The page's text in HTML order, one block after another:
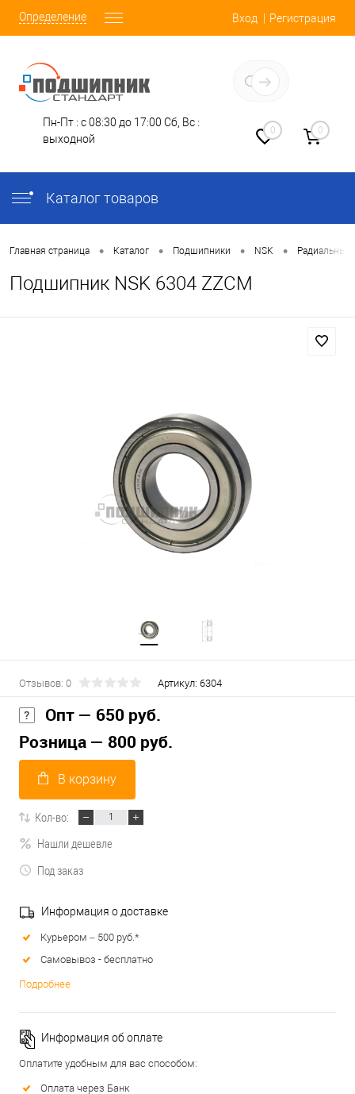
Определение Вход Регистрация
Пн-Пт : с 08:30 до 17:00 Сб, Вс :
выходной
0 0
Каталог товаров
Главная страница • Каталог • Подшипники • NSK •
Подшипник NSK 6304 ZZCM
Отзывов: 0 Артикул: 6304
Опт — 650 руб.
Розница — 800 руб.
В корзину
Кол-во:
Нашли дешевле
Под заказ
Информация о доставке
Курьером – 500 руб.*
Самовывоз - бесплатно
Подробнее
Информация об оплате
Оплатите удобным для вас способом:
Оплата через Банк